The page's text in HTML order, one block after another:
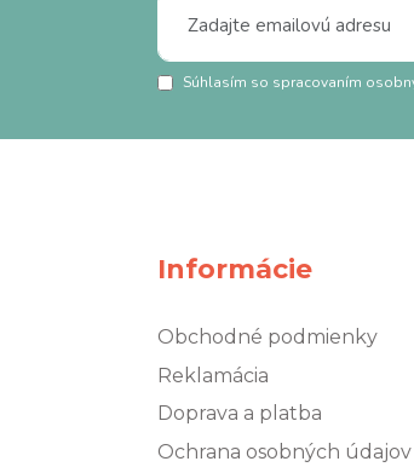
Súhlasím so spracovaním
Informácie
Obchodné podmienky
Reklamácia
Doprava a platba
Ochrana osobných údajov